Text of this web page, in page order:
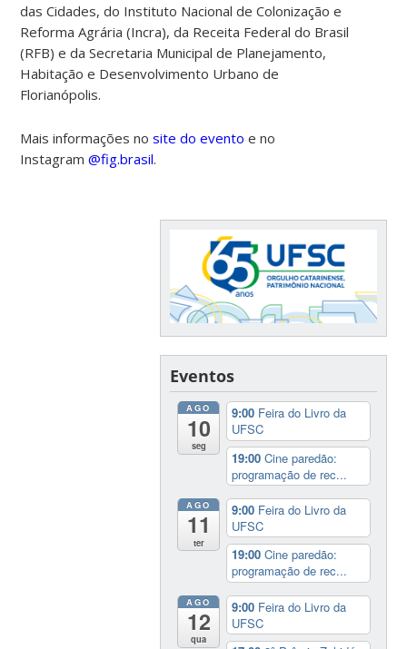
das Cidades, do Instituto Nacional de Colonização e
Reforma Agrária (Incra), da Receita Federal do Brasil
(RFB) e da Secretaria Municipal de Planejamento,
Habitação e Desenvolvimento Urbano de
Florianópolis.
Mais informações nosite do evento e no
Instagram@fig.brasil.
Eventos
AGO
10
seg
9:00 Feira do Livro da
UFSC
19:00Cine paredão:
programação de rec...
AGO
11
ter
9:00 Feira do Livro da
UFSC
19:00Cine paredão:
programação de rec...
AGO
12
qua
9:00 Feira do Livro da
UFSC